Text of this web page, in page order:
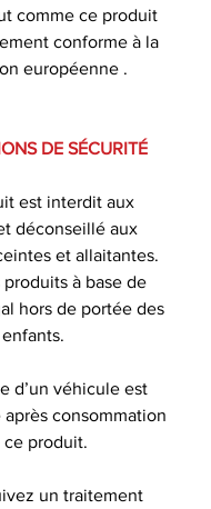
comme ce produit
conforme à la
européenne .
DE SÉCURITÉ
est interdit aux
déconseillé aux
et allaitantes.
à base de
hors de portée des
enfants.
d’un véhicule est
consommation
ce produit.
un traitement